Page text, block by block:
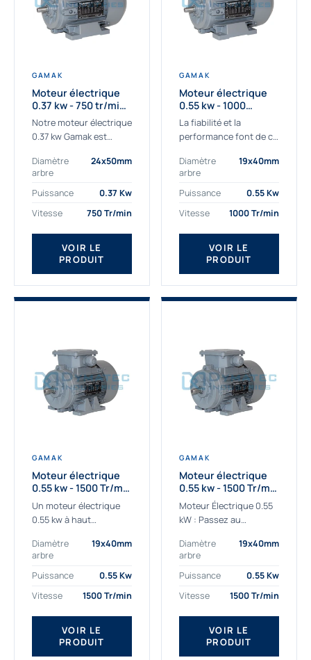
GAMAK
Moteur électrique
0.37 kw - 750 tr/min -
230/400V - IE3
Notre moteur électrique
0.37 kw Gamak est
aux applications
sévères. Nous
déterminons,
fournissons
des moteurs
asynchrones depuis de
nombreuses années....
Diamètre
arbre
24x50mm
Puissance
0.37 Kw
Vitesse
750 Tr/min
VOIR LE
PRODUIT
GAMAK
Moteur électrique
0.55 kw - 1000
Tr/min - 230/400V -
IE2
La fiabilité et la
performance font de ce
0.55kw un
indispensable de votre
production. Ce moteur
être alimenté...
Diamètre
arbre
19x40mm
Puissance
0.55 Kw
Vitesse
1000 Tr/min
VOIR LE
PRODUIT
GAMAK
Moteur électrique
0.55 kw - 1500 Tr/min
- 230/400V - IE2
Un moteur électrique
0.55 kw à haut
applications les plus
exigeantes.
Notre moteur électrique
0.55 kw de référence
AGM2EL 80 M 4a...
Diamètre
arbre
19x40mm
Puissance
0.55 Kw
Vitesse
1500 Tr/min
VOIR LE
PRODUIT
GAMAK
Moteur électrique
0.55 kw - 1500 Tr/min
- 230/400V -
Rendement IE4
Moteur Électrique 0.55
kW : Passez au
Découvrez notre
moteur électrique 0.55
kW de nouvelle
génération, conçu pour
les...
Diamètre
arbre
19x40mm
Puissance
0.55 Kw
Vitesse
1500 Tr/min
VOIR LE
PRODUIT